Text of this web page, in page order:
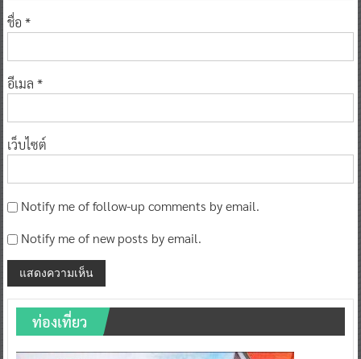
ชื่อ *
อีเมล *
เว็บไซต์
Notify me of follow-up comments by email.
Notify me of new posts by email.
ท่องเที่ยว